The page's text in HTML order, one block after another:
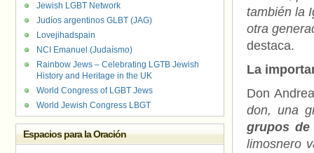
también la
otra
destaca.
La
Don
don, una
grupos de
limosnero
Jewish LGBT Network
Judíos argentinos GLBT (JAG)
Lovejihadspain
NCI Emanuel (Judaísmo)
Rainbow Jews – Celebrating LGTB Jewish
History and Heritage in the UK
World Congress of LGBT Jews
World Jewish Congress LBGT
Espacios para la Oración